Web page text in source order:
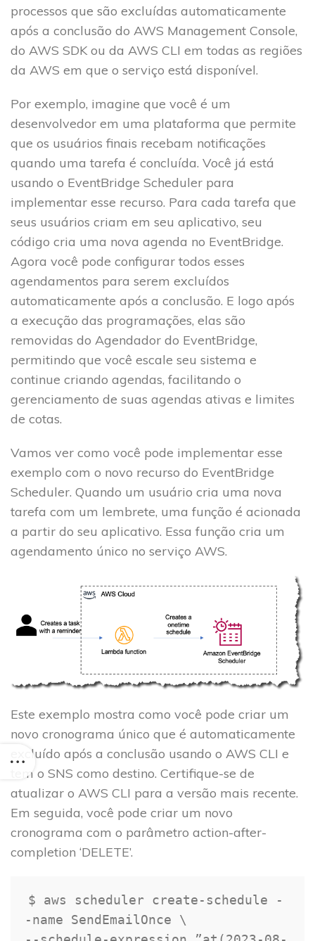
processos que são excluídas automaticamente
após a conclusão do AWS Management Console,
do AWS SDK ou da AWS CLI em todas as regiões
da AWS em que o serviço está disponível.
Por exemplo, imagine que você é um
desenvolvedor em uma plataforma que permite
que os usuários finais recebam notificações
quando uma tarefa é concluída. Você já está
usando o EventBridge Scheduler para
implementar esse recurso. Para cada tarefa que
seus usuários criam em seu aplicativo, seu
código cria uma nova agenda no EventBridge.
Agora você pode configurar todos esses
agendamentos para serem excluídos
automaticamente após a conclusão. E logo após
a execução das programações, elas são
removidas do Agendador do EventBridge,
permitindo que você escale seu sistema e
continue criando agendas, facilitando o
gerenciamento de suas agendas ativas e limites
de cotas.
Vamos ver como você pode implementar esse
exemplo com o novo recurso do EventBridge
Scheduler. Quando um usuário cria uma nova
tarefa com um lembrete, uma função é acionada
a partir do seu aplicativo. Essa função cria um
agendamento único no serviço AWS.
Este exemplo mostra como você pode criar um
novo cronograma único que é automaticamente
excluído após a conclusão usando o AWS CLI e
tem o SNS como destino. Certifique-se de
atualizar o AWS CLI para a versão mais recente.
Em seguida, você pode criar um novo
cronograma com o parâmetro action-after-
completion ‘DELETE’.
$ aws scheduler create-schedule -
-name SendEmailOnce \